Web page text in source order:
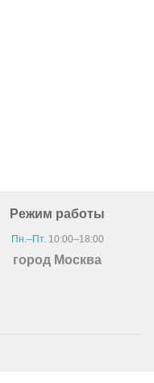
Режим работы
Пн.–Пт.10:00–18:00
город Москва